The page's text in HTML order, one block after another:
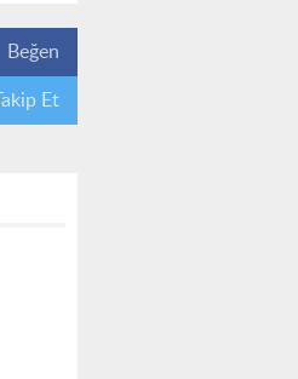
Beğen
Takip Et